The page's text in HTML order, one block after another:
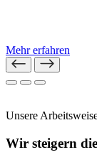
Mehr erfahren
Unsere
Wir steigern